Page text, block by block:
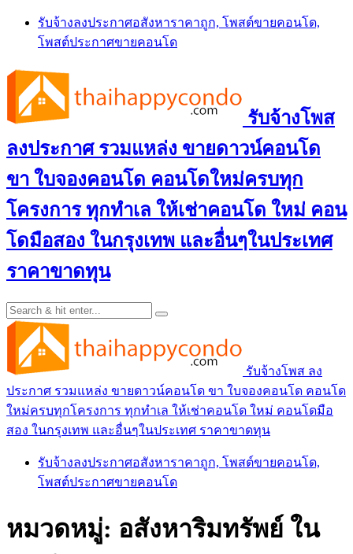
Skip
content
รับจ้างลงประกาศอสังหาราคาถูก, โพสต์ขายคอนโด,
โพสต์ประกาศขายคอนโด
รับจ้างโพส
ลงประกาศ รวมแหล่ง ขายดาวน์คอนโด
ขา ใบจองคอนโด คอนโดใหม่ครบทุก
โครงการ ทุกทำเล ให้เช่าคอนโด ใหม่ คอน
โดมือสอง ในกรุงเทพ และอื่นๆในประเทศ
ราคาขาดทุน
รับจ้างโพส ลง
ประกาศ รวมแหล่ง ขายดาวน์คอนโด ขา ใบจองคอนโด คอนโด
ใหม่ครบทุกโครงการ ทุกทำเล ให้เช่าคอนโด ใหม่ คอนโดมือ
สอง ในกรุงเทพ และอื่นๆในประเทศ ราคาขาดทุน
รับจ้างลงประกาศอสังหาราคาถูก, โพสต์ขายคอนโด,
โพสต์ประกาศขายคอนโด
หมวดหมู่: อสังหาริมทรัพย์ ใน